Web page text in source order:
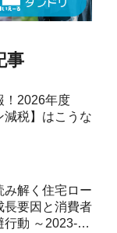
事
！2026年度
減税】はこうな
み解く住宅ロー
長要因と消費者
行動 ～2023-